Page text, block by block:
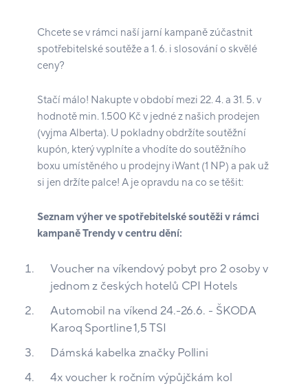
Chcete se v rámci naší jarní kampaně zúčastnit
spotřebitelské soutěže a 1. 6. i slosování o skvělé
ceny?
Stačí málo! Nakupte v období mezi 22. 4. a 31. 5. v
hodnotě min. 1.500 Kč v jedné z našich prodejen
(vyjma Alberta). U pokladny obdržíte soutěžní
kupón, který vyplníte a vhodíte do soutěžního
boxu umístěného u prodejny iWant (1 NP) a pak už
si jen držíte palce! A je opravdu na co se těšit:
Seznam výher ve spotřebitelské soutěži v rámci
kampaně Trendy v centru dění:
Voucher na víkendový pobyt pro 2 osoby v
jednom z českých hotelů CPI Hotels
Automobil na víkend 24.-26.6. - ŠKODA
Karoq Sportline 1,5 TSI
Dámská kabelka značky Pollini
4x voucher k ročním výpůjčkám kol